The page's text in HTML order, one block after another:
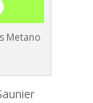
Metano